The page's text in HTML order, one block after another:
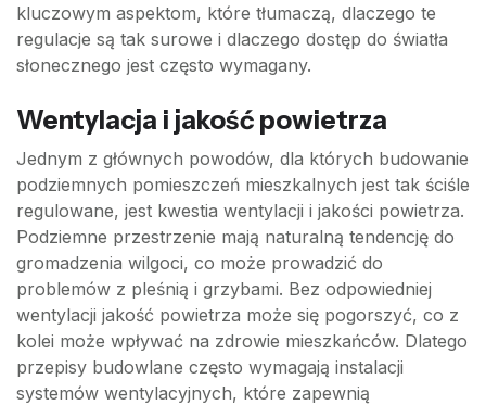
kluczowym aspektom, które tłumaczą, dlaczego te
regulacje są tak surowe i dlaczego dostęp do światła
słonecznego jest często wymagany.
Wentylacja i jakość powietrza
Jednym z głównych powodów, dla których budowanie
podziemnych pomieszczeń mieszkalnych jest tak ściśle
regulowane, jest kwestia wentylacji i jakości powietrza.
Podziemne przestrzenie mają naturalną tendencję do
gromadzenia wilgoci, co może prowadzić do
problemów z pleśnią i grzybami. Bez odpowiedniej
wentylacji jakość powietrza może się pogorszyć, co z
kolei może wpływać na zdrowie mieszkańców. Dlatego
przepisy budowlane często wymagają instalacji
systemów wentylacyjnych, które zapewnią